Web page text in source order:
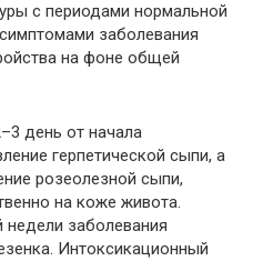
с периодами нормальной
заболевания
на фоне общей
день от начала
герпетической сыпи, а
розеолезной сыпи,
на коже живота.
заболевания
Интоксикационный